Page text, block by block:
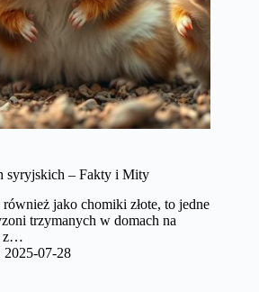
syryjskich – Fakty i Mity
jako chomiki złote, to jedne
trzymanych w domach na
z…
2025-07-28